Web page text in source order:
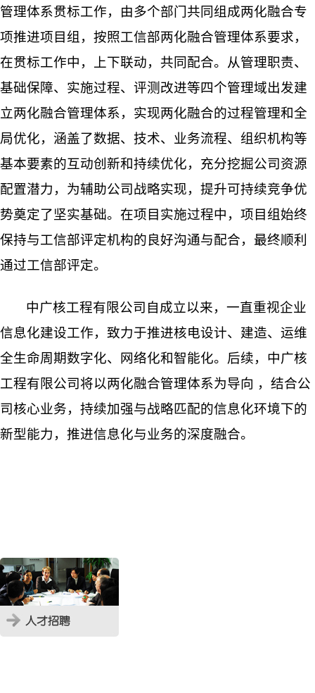
管理体系贯标工作，由多个部门共同组成两化融合专
项推进项目组，按照工信部两化融合管理体系要求，
在贯标工作中，上下联动，共同配合。从管理职责、
基础保障、实施过程、评测改进等四个管理域出发建
立两化融合管理体系，实现两化融合的过程管理和全
局优化，涵盖了数据、技术、业务流程、组织机构等
基本要素的互动创新和持续优化，充分挖掘公司资源
配置潜力，为辅助公司战略实现，提升可持续竞争优
势奠定了坚实基础。在项目实施过程中，项目组始终
保持与工信部评定机构的良好沟通与配合，最终顺利
通过工信部评定。
中广核工程有限公司自成立以来，一直重视企业
信息化建设工作，致力于推进核电设计、建造、运维
全生命周期数字化、网络化和智能化。后续，中广核
工程有限公司将以两化融合管理体系为导向 ，结合公
司核心业务，持续加强与战略匹配的信息化环境下的
新型能力，推进信息化与业务的深度融合。